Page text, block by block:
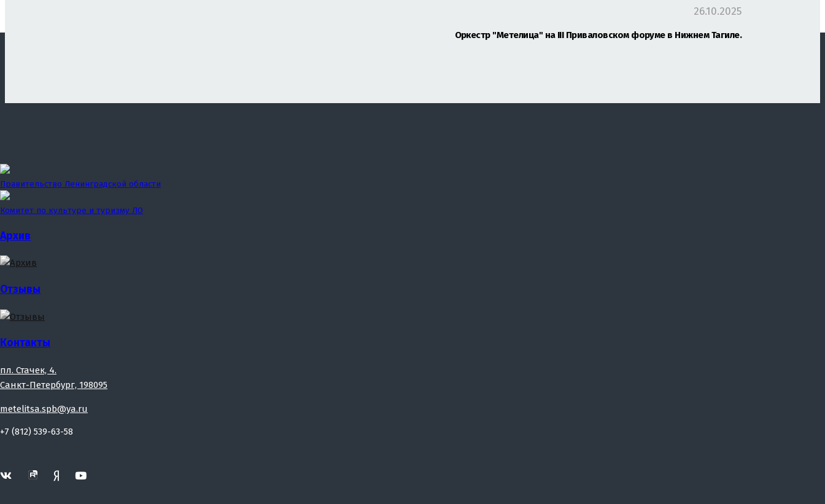
26.10.2025
Оркестр "Метелица" на III Приваловском форуме в Нижнем Тагиле.
Правительство Ленинградской области
Комитет по культуре и туризму ЛО
Архив
Отзывы
Контакты
пл. Стачек, 4.
Санкт-Петербург, 198095
metelitsa.spb@ya.ru
+7 (812) 539-63-58